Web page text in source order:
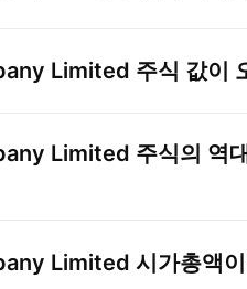
Limited 주식 값이
Limited 주식의 역
Limited 시가총액